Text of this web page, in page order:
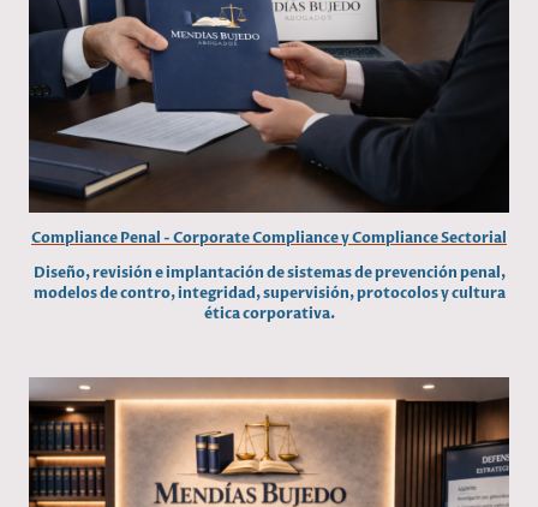
Compliance Penal - Corporate Compliance y Compliance Sectorial
Diseño, revisión e implantación de sistemas de prevención penal,
modelos de contro, integridad, supervisión, protocolos y cultura
ética corporativa.